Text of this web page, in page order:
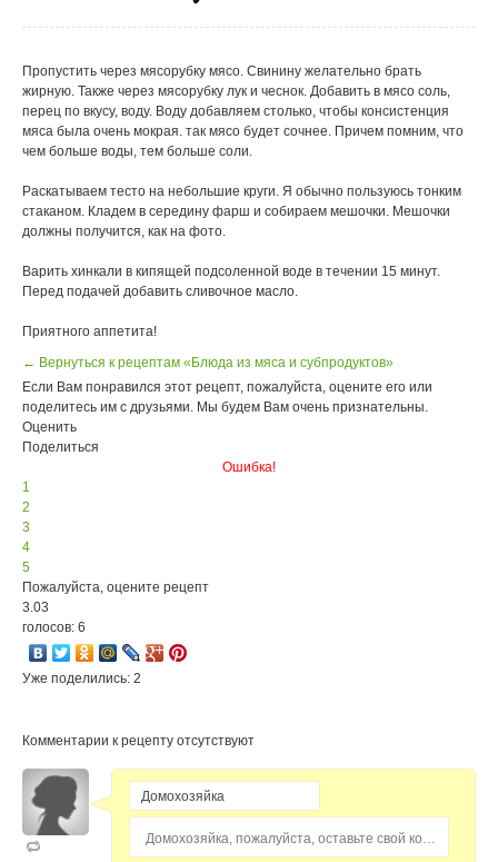
Пропустить через мясорубку мясо. Свинину желательно брать
жирную. Также через мясорубку лук и чеснок. Добавить в мясо соль,
перец по вкусу, воду. Воду добавляем столько, чтобы консистенция
мяса была очень мокрая. так мясо будет сочнее. Причем помним, что
чем больше воды, тем больше соли.
Раскатываем тесто на небольшие круги. Я обычно пользуюсь тонким
стаканом. Кладем в середину фарш и собираем мешочки. Мешочки
должны получится, как на фото.
Варить хинкали в кипящей подсоленной воде в течении 15 минут.
Перед подачей добавить сливочное масло.
Приятного аппетита!
← Вернуться к рецептам «Блюда из мяса и субпродуктов»
Если Вам понравился этот рецепт, пожалуйста, оцените его или
поделитесь им с друзьями. Мы будем Вам очень признательны.
Оценить
Поделиться
Ошибка!
1
2
3
4
5
Пожалуйста, оцените рецепт
3.03
голосов: 6
Уже поделились: 2
Комментарии к рецепту отсутствуют
Домохозяйка, пожалуйста, оставьте свой комментарий...